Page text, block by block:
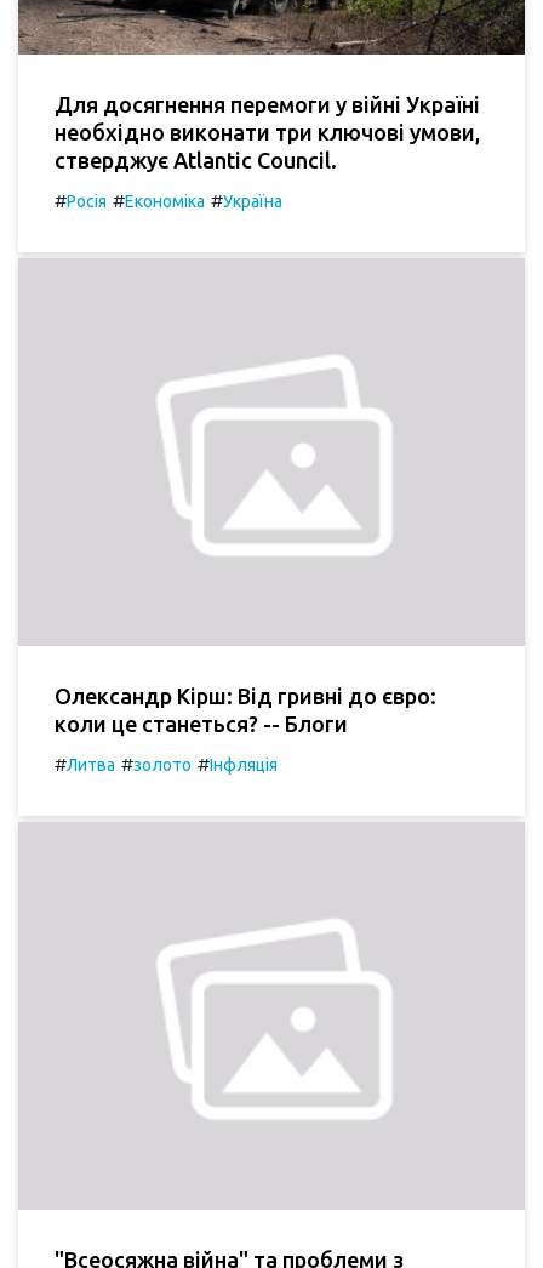
Для досягнення перемоги у війні Україні
необхідно виконати три ключові умови,
стверджує Atlantic Council.
#Росія #Економіка #Україна
Олександр Кірш: Від гривні до євро:
коли це станеться? -- Блоги
#Литва #золото #Інфляція
"Всеосяжна війна" та проблеми з